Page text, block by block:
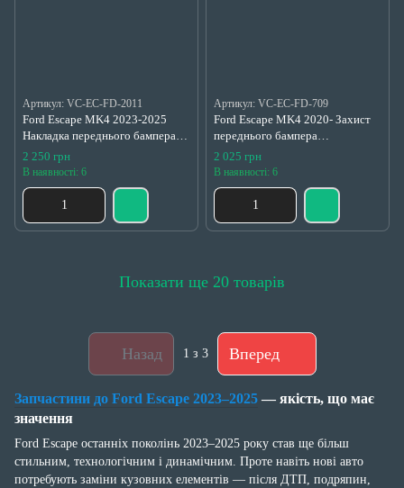
Артикул: VC-EC-FD-2011
Ford Escape MK4 2023-2025
Накладка переднього бампера
верхня хром PJ6Z17232A
2 250 грн
В наявності: 6
Артикул: VC-EC-FD-709
Ford Escape MK4 2020- Захист
переднього бампера
LJ6Z8310AA, 2378887
2 025 грн
В наявності: 6
Показати ще 20 товарів
Назад 1 з 3 Вперед
Запчастини до Ford Escape 2023–2025 — якість, що має
значення
Ford Escape останніх поколінь 2023–2025 року став ще більш
стильним, технологічним і динамічним. Проте навіть нові авто
потребують заміни кузовних елементів — після ДТП, подряпин,